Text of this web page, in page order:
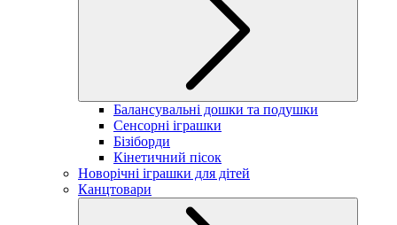
Балансувальні дошки та подушки
Сенсорні іграшки
Бізіборди
Кінетичний пісок
Новорічні іграшки для дітей
Канцтовари